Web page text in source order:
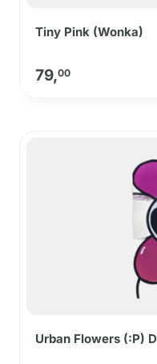
Tiny Pink (Wonka)
79,00
Urban Flowers (:P) D